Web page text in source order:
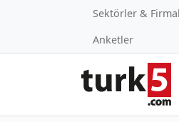
Sektörler &
Anketler